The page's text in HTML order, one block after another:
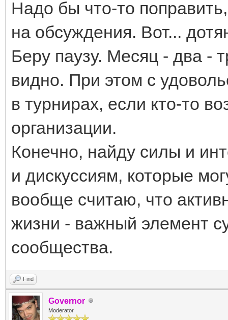
Надо бы что-то
на обсуждения. Вот...
Беру паузу. Месяц - два -
видно. При этом с
в турнирах, если кто-то
организации.
Конечно, найду силы и
и дискуссиям, которые
вообще считаю, что
жизни - важный элемент
сообщества.
Find
Governor
Moderator